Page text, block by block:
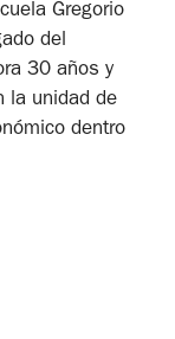
Gregorio
del
30 años y
la unidad de
dentro